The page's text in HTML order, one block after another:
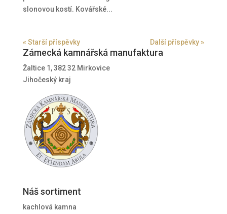
slonovou kostí. Kovářské...
« Starší příspěvky Další příspěvky »
Zámecká kamnářská manufaktura
Žaltice 1, 382 32 Mirkovice
Jihočeský kraj
Náš sortiment
kachlová kamna